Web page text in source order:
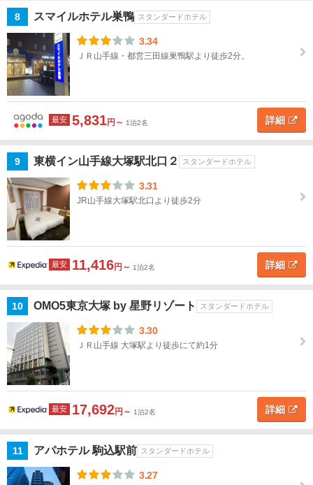
錦糸
町・
両
国・
亀戸
羽
田・
森・
吉祥
寺・
三
府
多摩
高
尾・
八王
子・
町
立川
奥多
摩・
青
8 スマイルホテル巣鴨 スタンダードホテル
3.34
ＪＲ山手線・都営三田線巣鴨駅より徒歩2分。
最安 5,831円～ 1泊2名 詳細
9 東横イン山手線大塚駅北口２ スタンダードホテル
3.31
JR山手線大塚駅北口より徒歩2分
最安 11,416円～ 1泊2名 詳細
10 OMO5東京大塚 by 星野リゾート スタンダードホテル
3.30
ＪＲ山手線 大塚駅より徒歩にて約1分
最安 17,692円～ 1泊2名 詳細
11 アパホテル 駒込駅前 スタンダードホテル
3.27